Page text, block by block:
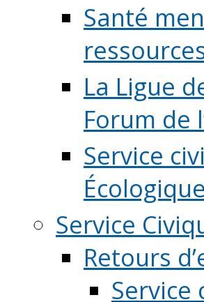
Santé
La Ligue
Forum de
Service
Service
Retours
Service